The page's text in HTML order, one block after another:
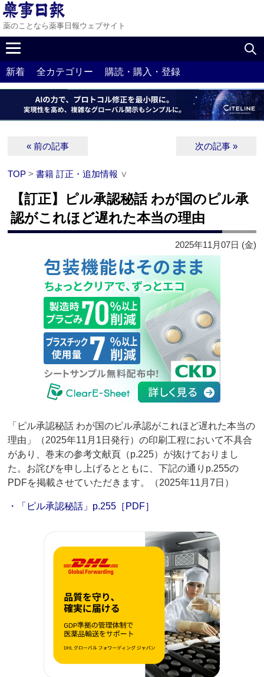
薬のことなら薬事日報ウェブサイト
新着 全カテゴリー 購読・購入・登録
« 前の記事 次の記事 »
TOP >書籍 訂正・追加情報 ∨
【訂正】ピル承認秘話 わが国のピル承
認がこれほど遅れた本当の理由
2025年11月07日 (金)
「ピル承認秘話 わが国のピル承認がこれほど遅れた本当の
理由」（2025年11月1日発行）の印刷工程において不具合
があり、巻末の参考文献頁（p.225）が抜けておりまし
た。お詫びを申し上げるとともに、下記の通りp.255の
PDFを掲載させていただきます。（2025年11月7日）
・「ピル承認秘話」p.255［PDF］